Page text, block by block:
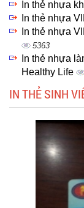
In thẻ nhựa
In thẻ nhựa
In thẻ nhựa
5363
In thẻ nhựa
Healthy Life
IN THẺ SINH